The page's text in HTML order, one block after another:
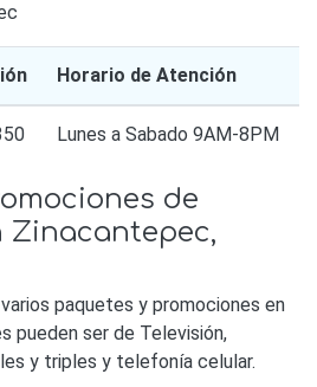
Horario de Atención
Lunes a Sabado 9AM-8PM
de
Zinacantepec,
paquetes y promociones en
pueden ser de Televisión,
y triples y telefonía celular.